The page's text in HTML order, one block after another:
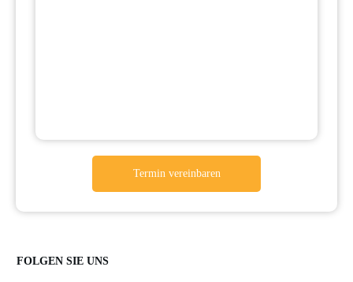
Termin vereinbaren
FOLGEN SIE UNS